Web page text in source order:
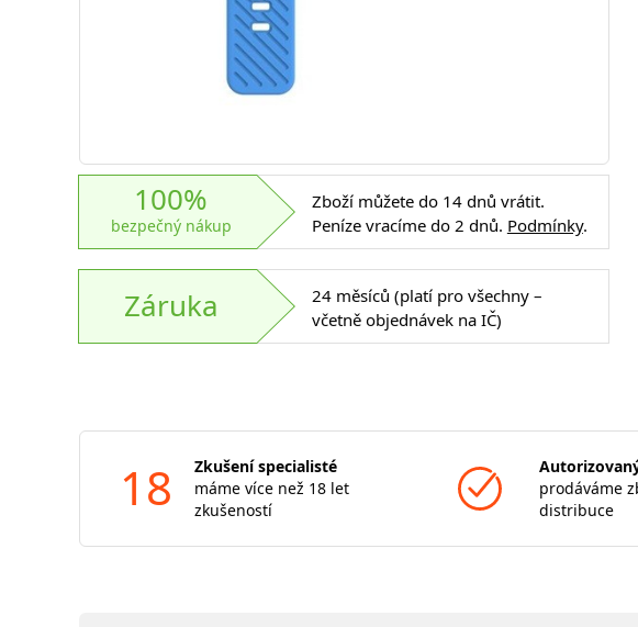
100%
bezpečný nákup
Zboží můžete do 14 dnů vrátit.
Peníze vracíme do 2 dnů. Podmínky.
Záruka
24 měsíců (platí pro všechny –
včetně objednávek na IČ)
18
Zkušení specialisté
máme více než 18 let
zkušeností
prodáváme
distribuce